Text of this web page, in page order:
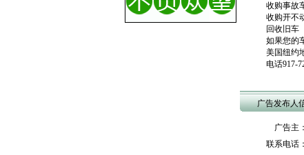
收购事故
收购开不
回收旧车
如果您的
美国纽约
电话917-
广告发布人
广告主
联系电话